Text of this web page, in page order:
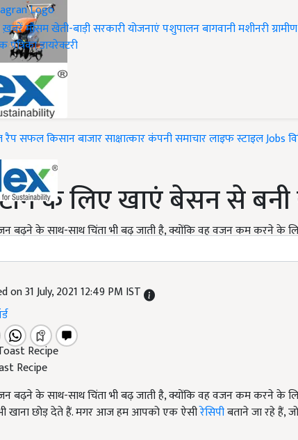
ख़बरेंमौसमखेती-बाड़ीसरकारी योजनाएंपशुपालनबागवानीमशीनरी
पत्रिकाडायरेक्टरी
रैपसफल किसानबाजारसाक्षात्कारकंपनी समाचारलाइफ स्टाइलJobs
के लिए खाएं बेसन से बनी
बढ़ने के साथ-साथ चिंता भी बढ़ जाती है, क्योंकि वह वजन कम करने के
on 31 July, 2021 12:49 PM IST
Recipe
बढ़ने के साथ-साथ चिंता भी बढ़ जाती है, क्योंकि वह वजन कम करने के
खाना छोड़ देते हैं. मगर आज हम आपको एक ऐसीरेसिपीबताने जा रहे हैं,